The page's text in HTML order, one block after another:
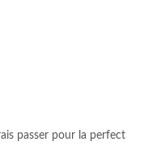
passer pour la perfect